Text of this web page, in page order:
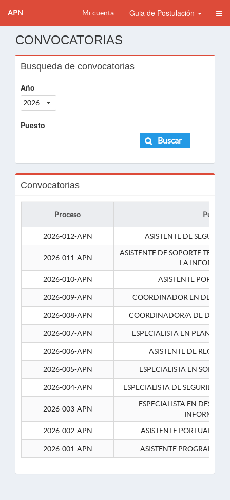
APN Mi cuenta Guia de Postulación
CONVOCATORIAS
Busqueda de convocatorias
Año
2026
Puesto
Buscar
Convocatorias
Proceso Puesto
2026-012-APN ASISTENTE DE
2026-011-APN
ASISTENTE DE SOPORTE
LA
2026-010-APN
ASISTENTE
2026-009-APN COORDINADOR EN
2026-008-APN COORDINADOR/A DE
2026-007-APN ESPECIALISTA EN
2026-006-APN ASISTENTE DE
2026-005-APN ESPECIALISTA EN
2026-004-APN ESPECIALISTA DE SEGURIDAD
2026-003-APN
ESPECIALISTA EN
2026-002-APN
ASISTENTE PORTUARIO 2-
2026-001-APN ASISTENTE